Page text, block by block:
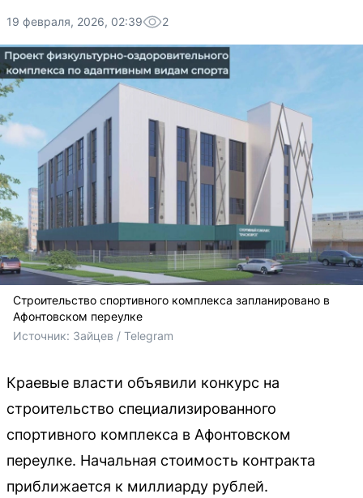
19 февраля, 2026, 02:39 2
Строительство спортивного комплекса запланировано в
Афонтовском переулке
Источник: Зайцев / Telegram
Краевые власти объявили конкурс на
строительство специализированного
спортивного комплекса в Афонтовском
переулке. Начальная стоимость контракта
приближается к миллиарду рублей.